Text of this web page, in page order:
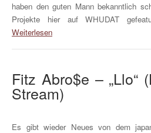
haben den guten Mann bekanntlich
Projekte hier auf WHUDAT
Weiterlesen
Fitz Abro$e – „Llo“
Stream)
Es gibt wieder Neues von dem